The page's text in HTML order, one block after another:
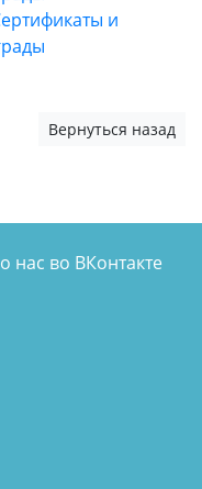
Вернуться назад
нас во ВКонтакте